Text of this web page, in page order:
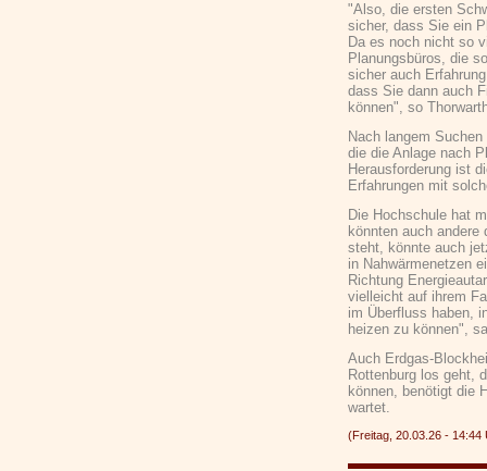
"Also, die ersten
sicher, dass Sie ein
Da es noch nicht so
Planungsbüros, die
sicher auch
dass Sie dann auch
können", so
Nach langem
die die Anlage nach
Herausforderung ist
Erfahrungen mit
Die Hochschule hat
könnten auch
steht, könnte auch
in Nahwärmenetzen
Richtung
vielleicht auf ihrem
im Überfluss haben,
heizen zu können",
Auch Erdgas-
Rottenburg los geht,
können, benötigt die
wartet.
(Freitag, 20.03.26 -